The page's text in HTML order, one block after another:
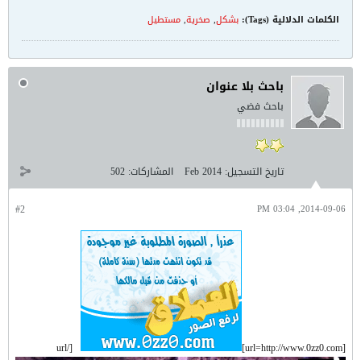
الكلمات الدلالية (Tags): بشكل, صخرية,مستطيل
باحث بلا عنوان
باحث فضي
تاريخ التسجيل: Feb 2014 المشاركات: 502
#2 2014-09-06, 03:04 PM
[url=http://www.0zz0.com]
[/url